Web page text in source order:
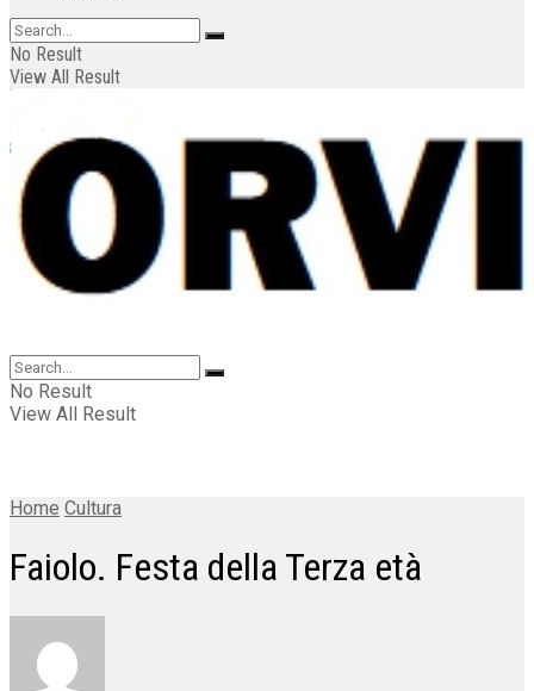
No Result
View All Result
No Result
View All Result
Home Cultura
Faiolo. Festa della Terza età